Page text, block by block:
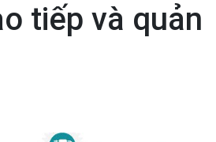
tiếp và quản